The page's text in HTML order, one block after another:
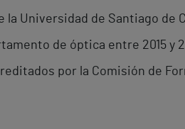
Universidad de Santiago de
de óptica entre 2015 y
por la Comisión de